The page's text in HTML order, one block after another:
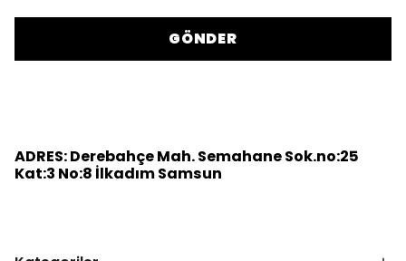
GÖNDER
ADRES: Derebahçe Mah. Semahane Sok.no:25
Kat:3 No:8 İlkadım Samsun